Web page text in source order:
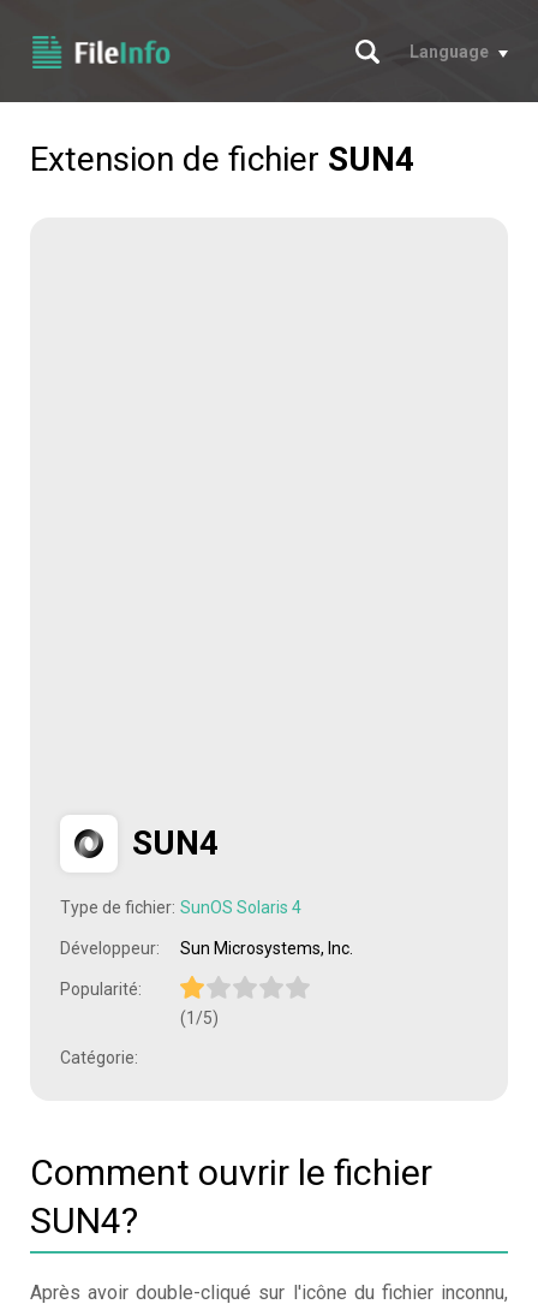
Chercher
Language
Extension de fichier SUN4
SUN4
Type de fichier: SunOS Solaris 4
Développeur: Sun Microsystems, Inc.
Popularité:
(1/5)
Catégorie:
Comment ouvrir le fichier
SUN4?
Après avoir double-cliqué sur l'icône du fichier inconnu,